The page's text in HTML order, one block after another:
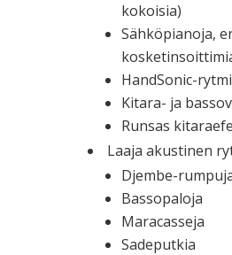
kokoisia)
Sähköpianoja,
HandSonic-
Kitara- ja
Runsas
Laaja akustinen
Djembe-
Bassopaloja
Maracasseja
Sadeputkia